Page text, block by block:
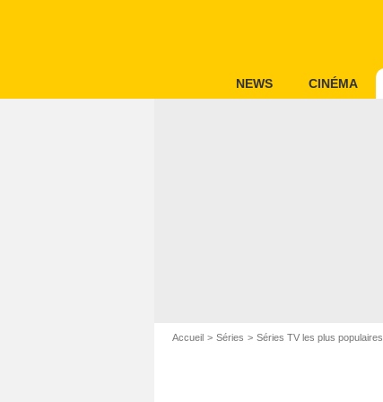
NEWS CINÉMA
Accueil Séries Séries TV les plus populaires